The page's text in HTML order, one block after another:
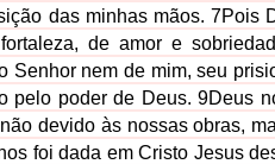
das minhas mãos. 7Pois
de amor e
Senhor nem de mim, seu
pelo poder de Deus. 9Deus
devido às nossas obras,
foi dada em Cristo Jesus